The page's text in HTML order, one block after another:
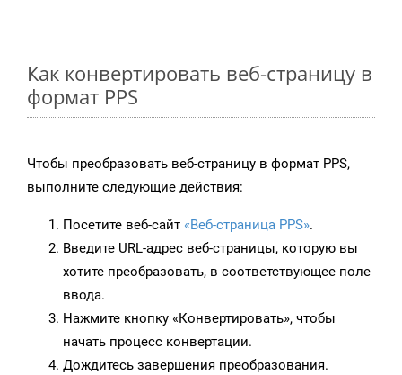
Как конвертировать веб-страницу в
формат PPS
Чтобы преобразовать веб-страницу в формат PPS,
выполните следующие действия:
Посетите веб-сайт «Веб-страница PPS».
Введите URL-адрес веб-страницы, которую вы
хотите преобразовать, в соответствующее поле
ввода.
Нажмите кнопку «Конвертировать», чтобы
начать процесс конвертации.
Дождитесь завершения преобразования.